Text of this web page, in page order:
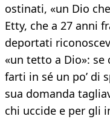
ostinati, «un Dio
Etty, che a 27 anni
deportati
«un tetto a Dio»: se
farti in sé un po’ di
sua domanda
chi uccide e per gli